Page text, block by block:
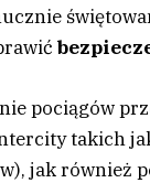
pociągów
takich
jak również